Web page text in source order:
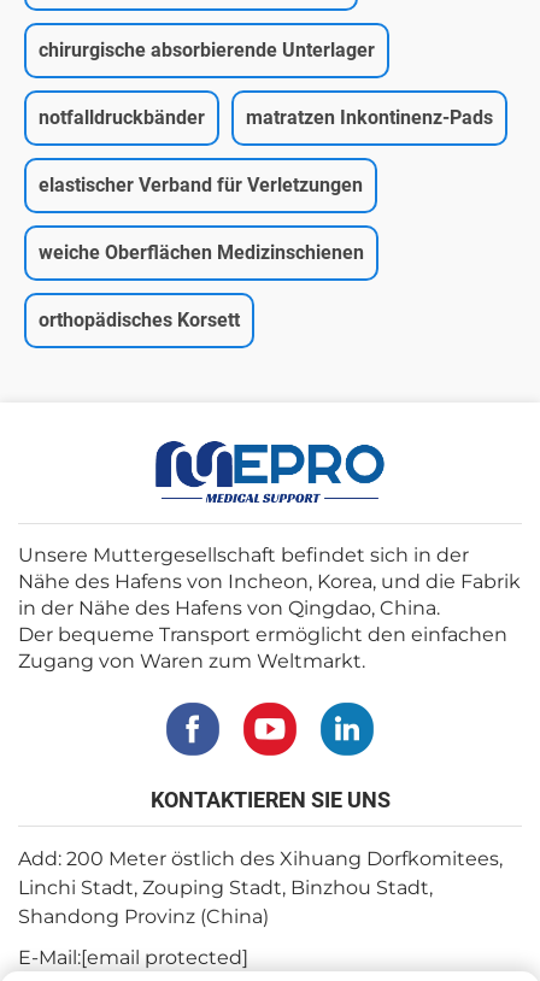
chirurgische absorbierende Unterlager
notfalldruckbänder matratzen Inkontinenz-Pads
elastischer Verband für Verletzungen
weiche Oberflächen Medizinschienen
orthopädisches Korsett
Unsere Muttergesellschaft befindet sich in der
Nähe des Hafens von Incheon, Korea, und die Fabrik
in der Nähe des Hafens von Qingdao, China.
Der bequeme Transport ermöglicht den einfachen
Zugang von Waren zum Weltmarkt.
KONTAKTIEREN SIE UNS
Add: 200 Meter östlich des Xihuang Dorfkomitees,
Linchi Stadt, Zouping Stadt, Binzhou Stadt,
Shandong Provinz (China)
E-Mail:[email protected]